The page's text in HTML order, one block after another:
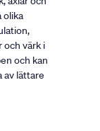
olika
och värk i
och kan
av lättare